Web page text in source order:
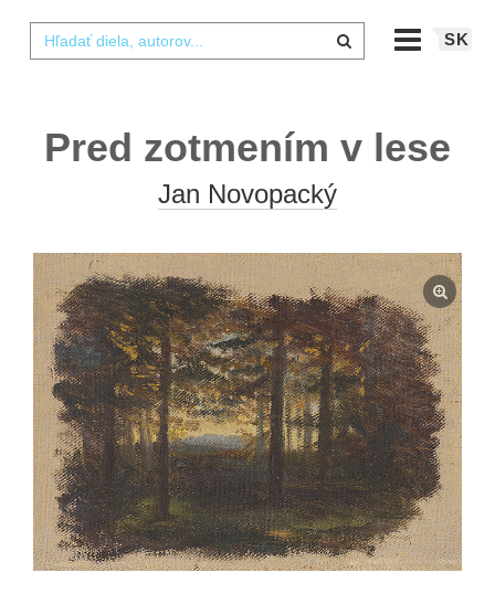
SK
Pred zotmením v lese
Jan Novopacký